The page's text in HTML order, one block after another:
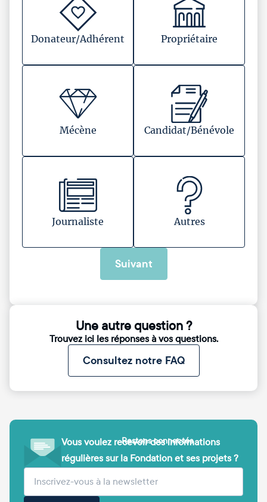
Donateur/Adhérent Propriétaire
Mécène Candidat/Bénévole
Journaliste Autres
Suivant
Une autre question ?
Trouvez ici les réponses à vos questions.
Consultez notre FAQ
Vous voulez recevoir des informations
régulières sur la Fondation et ses projets ?
Votre adresse e-mail (obligatoire)
Restons connectés